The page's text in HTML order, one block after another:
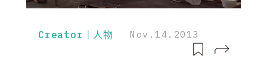
Creator｜人物 Nov.14.2013